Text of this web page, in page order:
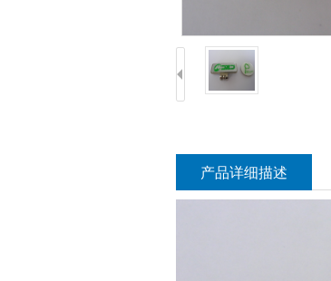
产品详细描述